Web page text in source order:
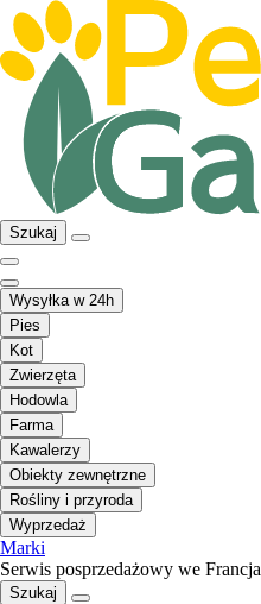
Szukaj
Wysyłka w 24h
Pies
Kot
Zwierzęta
Hodowla
Farma
Kawalerzy
Obiekty zewnętrzne
Rośliny i przyroda
Wyprzedaż
Marki
Serwis posprzedażowy we Francja
Szukaj